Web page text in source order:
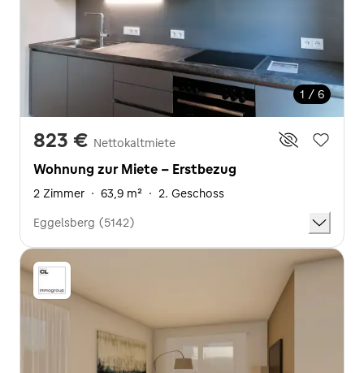
1 / 6
823 € Nettokaltmiete
Wohnung zur Miete - Erstbezug
2 Zimmer · 63,9 m² · 2. Geschoss
Eggelsberg (5142)